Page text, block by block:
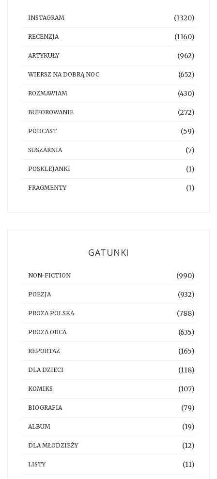
INSTAGRAM (1320)
RECENZJA (1160)
ARTYKUŁY (962)
WIERSZ NA DOBRĄ NOC (652)
ROZMAWIAM (430)
BUFOROWANIE (272)
PODCAST (59)
SUSZARNIA (7)
POSKLEJANKI (1)
FRAGMENTY (1)
GATUNKI
NON-FICTION (990)
POEZJA (932)
PROZA POLSKA (788)
PROZA OBCA (635)
REPORTAŻ (165)
DLA DZIECI (118)
KOMIKS (107)
BIOGRAFIA (79)
ALBUM (19)
DLA MŁODZIEŻY (12)
LISTY (11)